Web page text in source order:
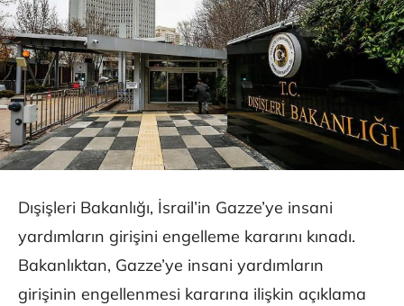
Dışişleri Bakanlığı, İsrail’in Gazze’ye insani
yardımların girişini engelleme kararını kınadı.
Bakanlıktan, Gazze’ye insani yardımların
girişinin engellenmesi kararına ilişkin açıklama